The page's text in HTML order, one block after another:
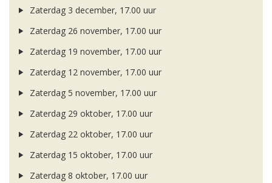
Zaterdag 3 december, 17.00 uur
Zaterdag 26 november, 17.00 uur
Zaterdag 19 november, 17.00 uur
Zaterdag 12 november, 17.00 uur
Zaterdag 5 november, 17.00 uur
Zaterdag 29 oktober, 17.00 uur
Zaterdag 22 oktober, 17.00 uur
Zaterdag 15 oktober, 17.00 uur
Zaterdag 8 oktober, 17.00 uur